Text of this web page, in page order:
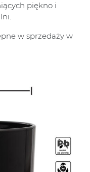
piękno i
w sprzedaży w